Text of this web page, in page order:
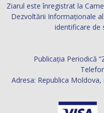
Ziarul este înregistrat la
Dezvoltării Informaţionale
identificare de
Publicația Periodică
Adresa: Republica